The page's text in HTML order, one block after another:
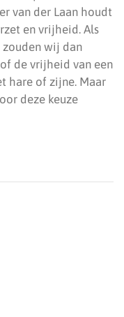
van der Laan houdt
en vrijheid. Als
wij dan
de vrijheid van een
hare of zijne. Maar
deze keuze